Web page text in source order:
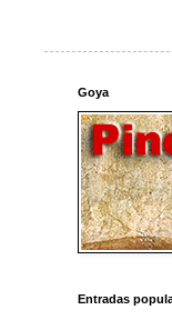
Goya
Entradas